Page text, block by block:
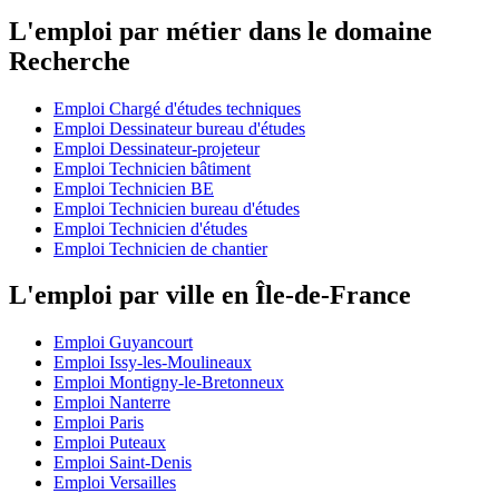
L'emploi par métier dans le domaine
Recherche
Emploi Chargé d'études techniques
Emploi Dessinateur bureau d'études
Emploi Dessinateur-projeteur
Emploi Technicien bâtiment
Emploi Technicien BE
Emploi Technicien bureau d'études
Emploi Technicien d'études
Emploi Technicien de chantier
L'emploi par ville en Île-de-France
Emploi Guyancourt
Emploi Issy-les-Moulineaux
Emploi Montigny-le-Bretonneux
Emploi Nanterre
Emploi Paris
Emploi Puteaux
Emploi Saint-Denis
Emploi Versailles